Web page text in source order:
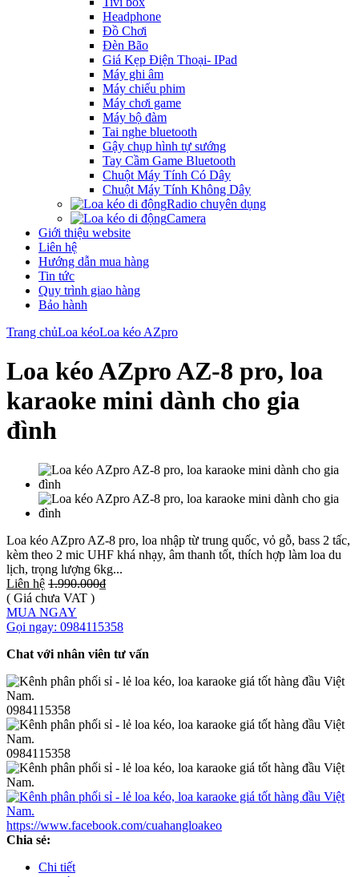
Headphone
Đồ Chơi
Đèn Bão
Giá Kẹp Điện Thoại- IPad
Máy ghi âm
Máy chiếu phim
Máy chơi game
Máy bộ đàm
Tai nghe bluetooth
Gậy chụp hình tự sướng
Tay Cầm Game Bluetooth
Chuột Máy Tính Có Dây
Chuột Máy Tính Không Dây
Radio chuyên dụng
Camera
Giới thiệu website
Liên hệ
Hướng dẫn mua hàng
Tin tức
Quy trình giao hàng
Bảo hành
Trang chủLoa kéoLoa kéo AZpro
Loa kéo AZpro AZ-8 pro, loa
karaoke mini dành cho gia
đình
Loa kéo AZpro AZ-8 pro, loa nhập từ trung quốc, vỏ gỗ, bass 2 tấc,
kèm theo 2 mic UHF khá nhạy, âm thanh tốt, thích hợp làm loa du
lịch, trọng lượng 6kg...
Liên hệ 1.990.000₫
( Giá chưa VAT )
MUA NGAY
Gọi ngay: 0984115358
Chat với nhân viên tư vấn
0984115358
0984115358
https://www.facebook.com/cuahangloakeo
Chia sẻ:
Chi tiết